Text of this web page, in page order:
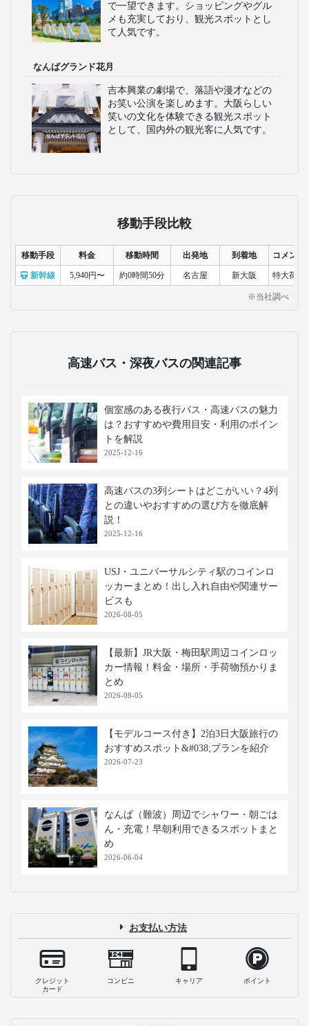
で一望できます。ショッピングやグル
メも充実しており、観光スポットとし
て人気です。
なんばグランド花月
吉本興業の劇場で、落語や漫才などの
お笑い公演を楽しめます。大阪らしい
笑いの文化を体験できる観光スポット
として、国内外の観光客に人気です。
移動手段比較
移動手段 料金 移動時間 出発地 到着地 コメント
新幹線 5,940円〜 約0時間50分 名古屋 新大阪 特大荷物
※当社調べ
高速バス・深夜バスの関連記事
個室感のある夜行バス・高速バスの魅力
は？おすすめや費用目安・利用のポイン
トを解説
2025-12-16
高速バスの3列シートはどこがいい？4列
との違いやおすすめの選び方を徹底解
説！
2025-12-16
USJ・ユニバーサルシティ駅のコインロ
ッカーまとめ！出し入れ自由や関連サー
ビスも
2026-08-05
【最新】JR大阪・梅田駅周辺コインロッ
カー情報！料金・場所・手荷物預かりま
とめ
2026-08-05
【モデルコース付き】2泊3日大阪旅行の
おすすめスポット&#038;プランを紹介
2026-07-23
なんば（難波）周辺でシャワー・朝ごは
ん・充電！早朝利用できるスポットまと
め
2026-06-04
お支払い方法
クレジット
カード
コンビニ キャリア ポイント